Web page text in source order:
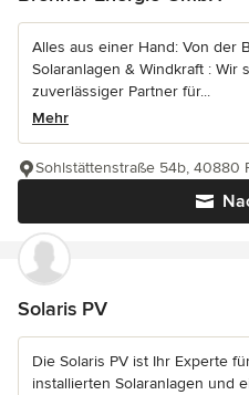
Alles aus einer Hand: Von der
Solaranlagen & Windkraft : Wir
zuverlässiger Partner für...
Mehr
Sohlstättenstraße 54b, 40880
Solaris PV
Die Solaris PV ist Ihr Experte
installierten Solaranlagen und